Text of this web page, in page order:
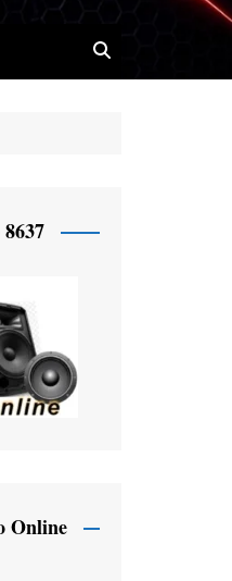
Online